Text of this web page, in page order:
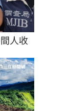
人收